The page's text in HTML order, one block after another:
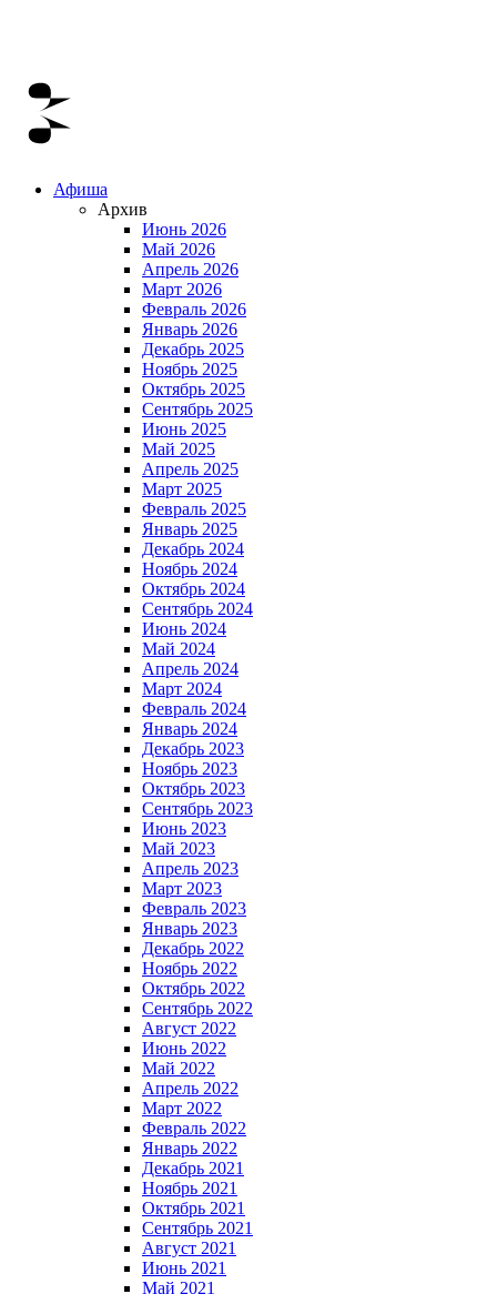
Афиша
Архив
Июнь 2026
Май 2026
Апрель 2026
Март 2026
Февраль 2026
Январь 2026
Декабрь 2025
Ноябрь 2025
Октябрь 2025
Сентябрь 2025
Июнь 2025
Май 2025
Апрель 2025
Март 2025
Февраль 2025
Январь 2025
Декабрь 2024
Ноябрь 2024
Октябрь 2024
Сентябрь 2024
Июнь 2024
Май 2024
Апрель 2024
Март 2024
Февраль 2024
Январь 2024
Декабрь 2023
Ноябрь 2023
Октябрь 2023
Сентябрь 2023
Июнь 2023
Май 2023
Апрель 2023
Март 2023
Февраль 2023
Январь 2023
Декабрь 2022
Ноябрь 2022
Октябрь 2022
Сентябрь 2022
Август 2022
Июнь 2022
Май 2022
Апрель 2022
Март 2022
Февраль 2022
Январь 2022
Декабрь 2021
Ноябрь 2021
Октябрь 2021
Сентябрь 2021
Август 2021
Июнь 2021
Май 2021